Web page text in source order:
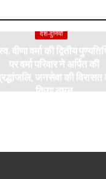
देश-दुनियाँ
वीणा वर्मा की द्वितीय
पर वर्मा परिवार ने अर्पित की
जनसेवा की विरासत
किया नमन